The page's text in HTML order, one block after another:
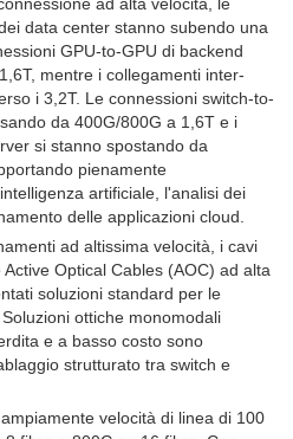
data center stanno subendo una
GPU-to-GPU di backend
mentre i collegamenti inter-
i 3,2T. Le connessioni switch-to-
da 400G/800G a 1,6T e i
si stanno spostando da
pienamente
artificiale, l'analisi dei
delle applicazioni cloud.
ad altissima velocità, i cavi
Optical Cables (AOC) ad alta
soluzioni standard per le
ottiche monomodali
e a basso costo sono
strutturato tra switch e
velocità di linea di 100